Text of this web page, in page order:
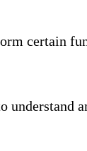
certain